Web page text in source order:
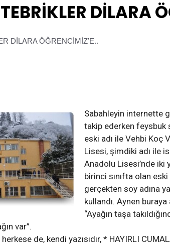
DİLARA
Sabahleyin internette
takip ederken feysbuk
eski adı ile Vehbi Koç
Lisesi, şimdiki adı ile
Anadolu Lisesi’nde iki
birinci sınıfta olan
gerçekten soy adına
kullandı. Aynen buraya
“Ayağın taşa
var”.
de, kendi yazısıdır, * HAYIRLI